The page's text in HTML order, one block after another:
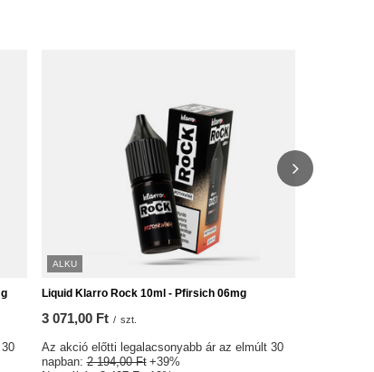
ALKU
Liquid Klarro Rock 10ml - Pfirsich 06mg
3 071,00 Ft / szt.
Az akció előtti legalacsonyabb ár az elmúlt 30
napban:2 194,00 Ft +39%